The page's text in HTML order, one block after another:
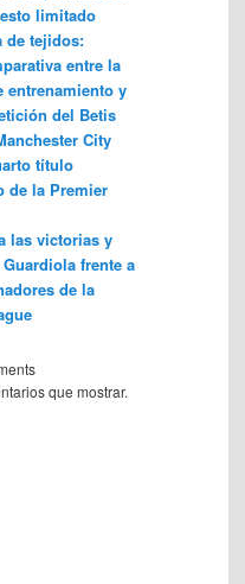
limitado
de tejidos:
entre la
entrenamiento y
del Betis
City
título
de la Premier
las victorias y
frente a
de la
que mostrar.